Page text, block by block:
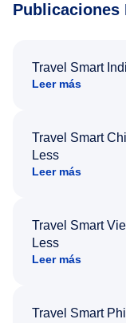
Publicaciones
Travel Smart
Leer más
Travel Smart
Less
Leer más
Travel Smart
Less
Leer más
Travel Smart